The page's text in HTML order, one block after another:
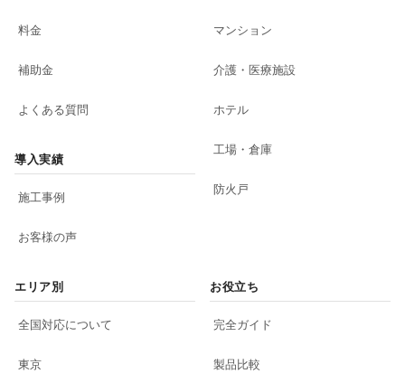
料金
補助金
よくある質問
導入実績
施工事例
お客様の声
マンション
介護・医療施設
ホテル
工場・倉庫
防火戸
エリア別
全国対応について
東京
お役立ち
完全ガイド
製品比較